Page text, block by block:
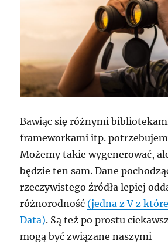
Bawiąc się różnymi
frameworkami itp.
Możemy takie wygenerować,
będzie ten sam. Dane
rzeczywistego źródła lepiej
różnorodność (jedna z V z
Data). Są też po prostu
mogą być związane naszymi